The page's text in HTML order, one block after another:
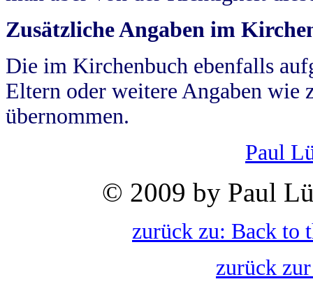
Zusätzliche Angaben im
Die im Kirchenbuch ebenfalls
Eltern oder weitere Angaben wie
übernommen.
Paul
© 2009 by Paul
zurück zu: Back to
zurück